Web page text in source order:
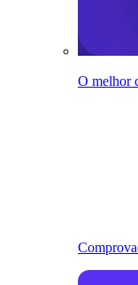
O melhor